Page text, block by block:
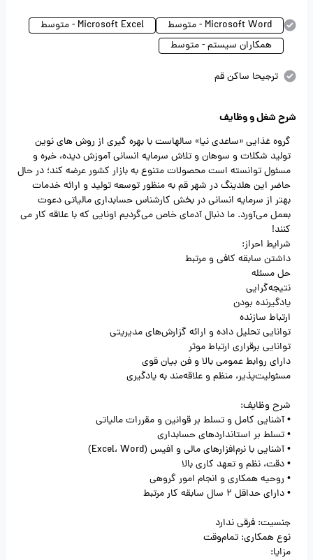
Microsoft Word - متوسط
Microsoft Excel - متوسط
همکاران سیستم - متوسط
ترجیحا ساکن قم
شرح شغل و وظایف
گروه غذایی «ساعدی نیا» سالهاست با بهره گیری از روش های نوین
تولید شکلات و سوهان و تلاش سرمایه انسانی آموزش دیده، خبره و
مسئول توانسته است محصولات متنوع به بازار کشور عرضه کند؛ در حال
حاضر این هلدینگ در شهر قم به منظور توسعه تولید و ارائه خدمات
بهتر از سرمایه انسانی در بخش کارشناس حسابداری مالیاتی دعوت
بعمل می‌آورد. ما دنبال آدمای خاص می‌گردیم اونایی که با علاقه کار می
کنند!
شرایط احراز:
داشتن سابقه کافی و مرتبط
حل مسئله
نتیجه‌گرایی
یادگیرنده بودن
ارتباط سازنده
توانایی تحلیل داده و ارائه گزارش‌های مدیریتی
توانایی برقراری ارتباط موثر
دارای روابط عمومی بالا و فن بیان قوی
مسئولیت‌پذیر، منظم و علاقه‌مند به یادگیری
شرح وظایف:
• آشنایی کامل و تسلط بر قوانین و مقررات مالیاتی
• تسلط بر استانداردهای حسابداری
• آشنایی با نرم‌افزارهای مالی و آفیس (Excel، Word)
• دقت، نظم و تعهد کاری بالا
• روحیه همکاری و انجام امور گروهی
• دارای حداقل 2 سال سابقه کار مرتبط
جنسیت: فرقی ندارد
نوع همکاری: تمام‌وقت
مزایا: